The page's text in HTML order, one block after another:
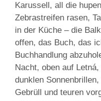
Karussell, all die
Zebrastreifen rasen,
in der Küche – die
offen, das Buch, das
Buchhandlung
Nacht, oben auf
dunklen
Gebrüll und teuren